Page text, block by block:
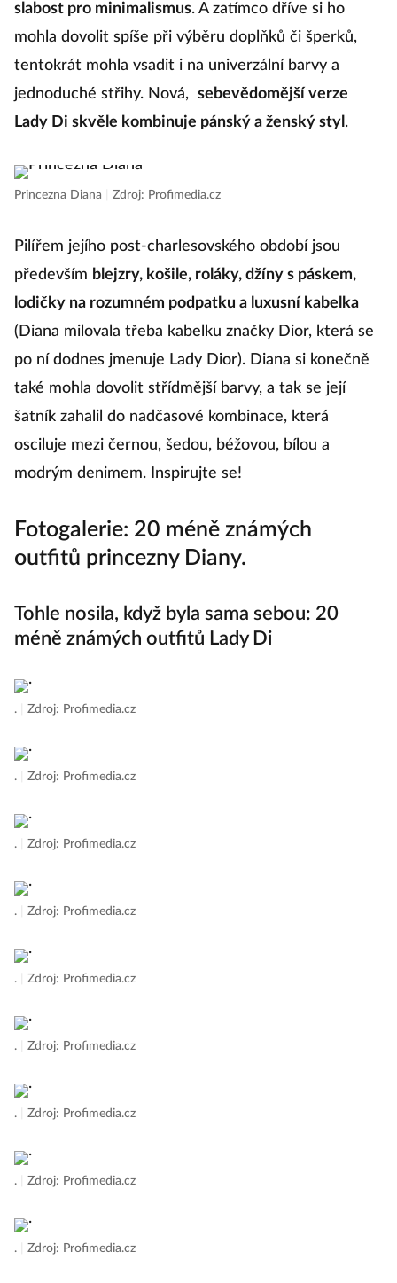
slabost pro minimalismus. A zatímco dříve si ho
mohla dovolit spíše při výběru doplňků či šperků,
tentokrát mohla vsadit i na univerzální barvy a
jednoduché střihy. Nová, sebevědomější verze
Lady Di skvěle kombinuje pánský a ženský styl .
Princezna Diana Zdroj: Profimedia.cz
Pilířem jejího post-charlesovského období jsou
především blejzry, košile, roláky, džíny s páskem,
lodičky na rozumném podpatku a luxusní kabelka
(Diana milovala třeba kabelku značky Dior, která se
po ní dodnes jmenuje Lady Dior). Diana si konečně
také mohla dovolit střídmější barvy, a tak se její
šatník zahalil do nadčasové kombinace, která
osciluje mezi černou, šedou, béžovou, bílou a
modrým denimem. Inspirujte se!
Fotogalerie: 20 méně známých
outfitů princezny Diany.
Tohle nosila, když byla sama sebou: 20
méně známých outfitů Lady Di
. Zdroj: Profimedia.cz
. Zdroj: Profimedia.cz
. Zdroj: Profimedia.cz
. Zdroj: Profimedia.cz
. Zdroj: Profimedia.cz
. Zdroj: Profimedia.cz
. Zdroj: Profimedia.cz
. Zdroj: Profimedia.cz
. Zdroj: Profimedia.cz